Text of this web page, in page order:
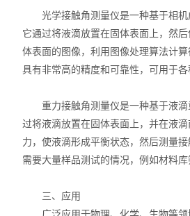
电化学工作站
分析仪器-光谱
透反射率测量仪
等离子清洗机
光学显微镜
光学接触角测量仪是一种基于相机
它通过将液滴放置在固体表面上，然
体表面的图像，利用图像处理算法计
具有非常高的精度和可靠性，可用于各
重力接触角测量仪是一种基于液滴
过将液滴放置在固体表面上，并在液
力，使液滴形成平衡状态，然后测量
需要大量样品测试的情况，例如材料库
三、应用